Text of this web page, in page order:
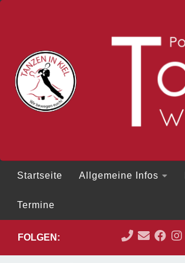
Startseite Allgemeine Infos
Termine
FOLGEN: